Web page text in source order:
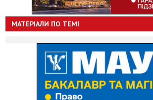
МАТЕРІАЛИ ПО ТЕМІ